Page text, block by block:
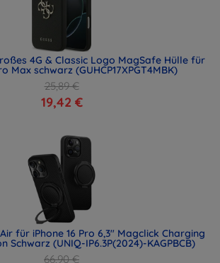
4G & Classic Logo MagSafe Hülle für
Max schwarz (GUHCP17XPGT4MBK)
25,89 €
19,42 €
für iPhone 16 Pro 6,3" Magclick Charging
Schwarz (UNIQ-IP6.3P(2024)-KAGPBCB)
66,90 €